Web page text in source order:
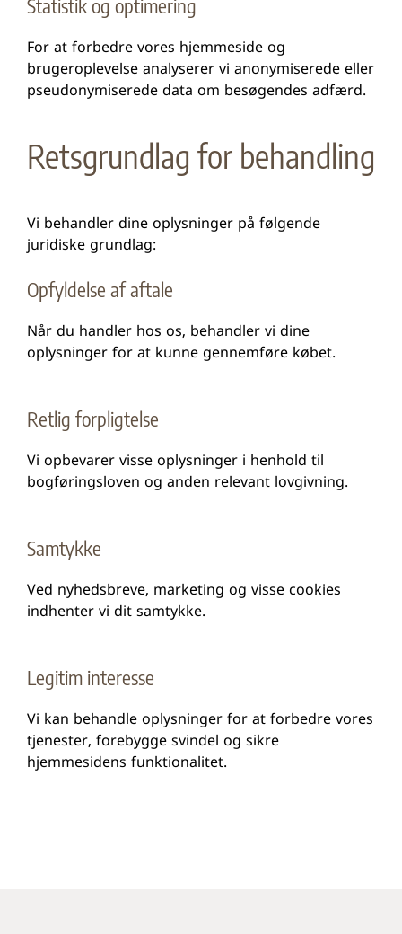
Statistik og optimering
For at forbedre vores hjemmeside og
brugeroplevelse analyserer vi anonymiserede eller
pseudonymiserede data om besøgendes adfærd.
Retsgrundlag for behandling
Vi behandler dine oplysninger på følgende
juridiske grundlag:
Opfyldelse af aftale
Når du handler hos os, behandler vi dine
oplysninger for at kunne gennemføre købet.
Retlig forpligtelse
Vi opbevarer visse oplysninger i henhold til
bogføringsloven og anden relevant lovgivning.
Samtykke
Ved nyhedsbreve, marketing og visse cookies
indhenter vi dit samtykke.
Legitim interesse
Vi kan behandle oplysninger for at forbedre vores
tjenester, forebygge svindel og sikre
hjemmesidens funktionalitet.